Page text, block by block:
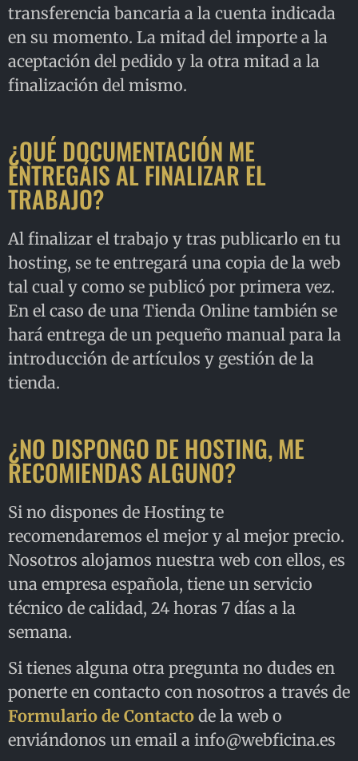
transferencia bancaria a la cuenta indicada
en su momento. La mitad del importe a la
aceptación del pedido y la otra mitad a la
finalización del mismo.
¿QUÉ DOCUMENTACIÓN ME
ENTREGÁIS AL FINALIZAR EL
TRABAJO?
Al finalizar el trabajo y tras publicarlo en tu
hosting, se te entregará una copia de la web
tal cual y como se publicó por primera vez.
En el caso de una Tienda Online también se
hará entrega de un pequeño manual para la
introducción de artículos y gestión de la
tienda.
¿NO DISPONGO DE HOSTING, ME
RECOMIENDAS ALGUNO?
Si no dispones de Hosting te
recomendaremos el mejor y al mejor precio.
Nosotros alojamos nuestra web con ellos, es
una empresa española, tiene un servicio
técnico de calidad, 24 horas 7 días a la
semana.
Si tienes alguna otra pregunta no dudes en
ponerte en contacto con nosotros a través de
Formulario de Contacto de la web o
enviándonos un email a info@webficina.es